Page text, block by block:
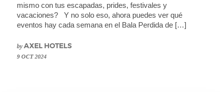
mismo con tus escapadas, prides, festivales y
vacaciones? Y no solo eso, ahora puedes ver qué
eventos hay cada semana en el Bala Perdida de […]
byAXEL HOTELS
9 OCT 2024